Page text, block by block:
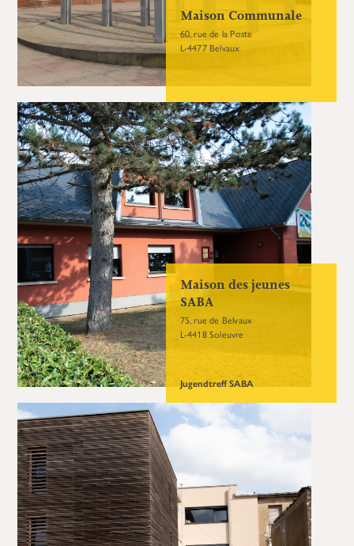
Maison Communale
60, rue de la Poste
L-4477 Belvaux
Maison des jeunes
SABA
75, rue de Belvaux
L-4418 Soleuvre
Jugendtreff SABA